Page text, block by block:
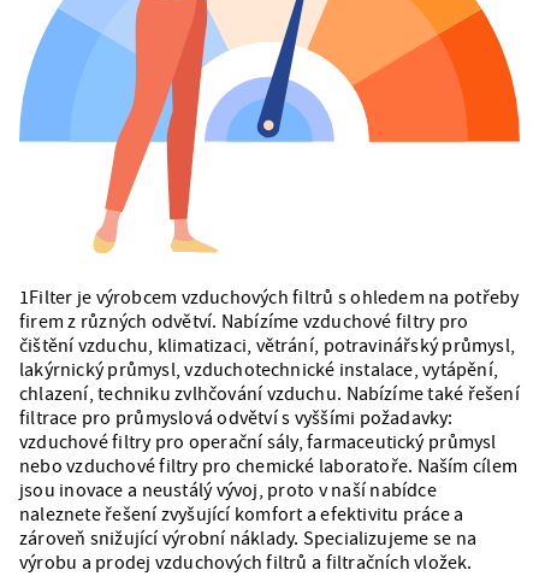
1Filter je výrobcem vzduchových filtrů s ohledem na potřeby
firem z různých odvětví. Nabízíme vzduchové filtry pro
čištění vzduchu, klimatizaci, větrání, potravinářský průmysl,
lakýrnický průmysl, vzduchotechnické instalace, vytápění,
chlazení, techniku zvlhčování vzduchu. Nabízíme také řešení
filtrace pro průmyslová odvětví s vyššími požadavky:
vzduchové filtry pro operační sály, farmaceutický průmysl
nebo vzduchové filtry pro chemické laboratoře. Naším cílem
jsou inovace a neustálý vývoj, proto v naší nabídce
naleznete řešení zvyšující komfort a efektivitu práce a
zároveň snižující výrobní náklady. Specializujeme se na
výrobu a prodej vzduchových filtrů a filtračních vložek.